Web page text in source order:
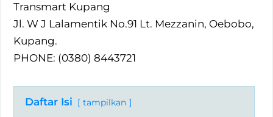
Transmart Kupang
Jl. W J Lalamentik No.91 Lt. Mezzanin, Oebobo,
Kupang.
PHONE: (0380) 8443721
Daftar Isi tampilkan